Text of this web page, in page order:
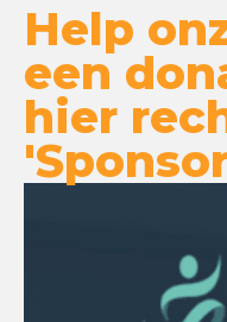
Help
een
hier